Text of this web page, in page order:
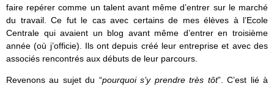
faire repérer comme un talent avant même d’entrer sur le marché
du travail. Ce fut le cas avec certains de mes élèves à l’Ecole
Centrale qui avaient un blog avant même d’entrer en troisième
année (où j’officie). Ils ont depuis créé leur entreprise et avec des
associés rencontrés aux débuts de leur parcours.
Revenons au sujet du “pourquoi s’y prendre très tôt”. C’est lié à